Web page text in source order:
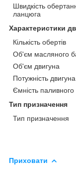
Швидкість
ланцюга
Характеристики
Кількість обертів
Об'єм масляного
Об'єм двигуна
Потужність двигуна
Ємність паливного
Тип призначення
Тип призначення
Приховати